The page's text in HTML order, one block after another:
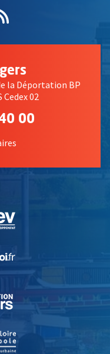
une
Flux RSS
la Déportation BP
Cedex 02
00
, Ouvre une nouvelle
, Ouvre une nouvelle